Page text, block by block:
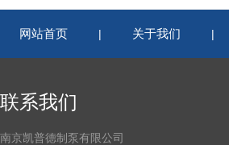
网站首页 | 关于我们 |
联系我们
南京凯普德制泵有限公司